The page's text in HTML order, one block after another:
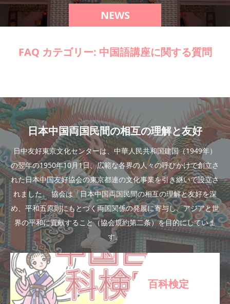
NEWS
FAQ カテゴリー: 中国語講座に関する質問
日本中国両国民間の相互の理解と友好
日中友好東京文化センターは、中華人民共和国建国（1949年）
の翌年の1950年10月1日、広範な各界の人々の呼びかけで創立さ
れた日本中国友好協会の東京都連の文化事業を引き継いで設立さ
れました。 協会は「日本中国両国民間の相互の理解と友好を深
め、平和五原則にもとづく両国関係の発展に寄与し、アジアと世
界の平和に貢献すること（協会規約第二条）を目的にしていま
す。
百科検定